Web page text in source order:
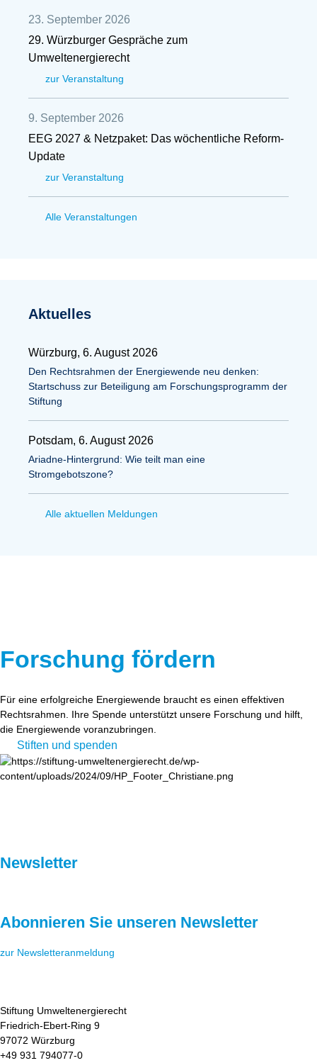
23. September 2026
29. Würzburger Gespräche zum
Umweltenergierecht
zur Veranstaltung
9. September 2026
EEG 2027 & Netzpaket: Das wöchentliche Reform-
Update
zur Veranstaltung
Alle Veranstaltungen
Aktuelles
Würzburg, 6. August 2026
Den Rechtsrahmen der Energiewende neu denken:
Startschuss zur Beteiligung am Forschungsprogramm der
Stiftung
Potsdam, 6. August 2026
Ariadne-Hintergrund: Wie teilt man eine
Stromgebotszone?
Alle aktuellen Meldungen
Forschung fördern
Für eine erfolgreiche Energiewende braucht es einen effektiven
Rechtsrahmen. Ihre Spende unterstützt unsere Forschung und hilft,
die Energiewende voranzubringen.
Stiften und spenden
Newsletter
Abonnieren Sie unseren Newsletter
zur Newsletteranmeldung
Stiftung Umweltenergierecht
Friedrich-Ebert-Ring 9
97072 Würzburg
+49 931 794077-0